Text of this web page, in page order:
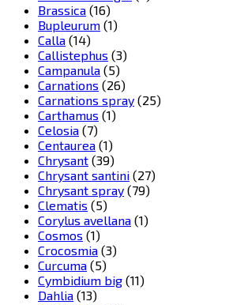
Brassica (16)
Bupleurum (1)
Calla (14)
Callistephus (3)
Campanula (5)
Carnations (26)
Carnations spray (25)
Carthamus (1)
Celosia (7)
Centaurea (1)
Chrysant (39)
Chrysant santini (27)
Chrysant spray (79)
Clematis (5)
Corylus avellana (1)
Cosmos (1)
Crocosmia (3)
Curcuma (5)
Cymbidium big (11)
Dahlia (13)